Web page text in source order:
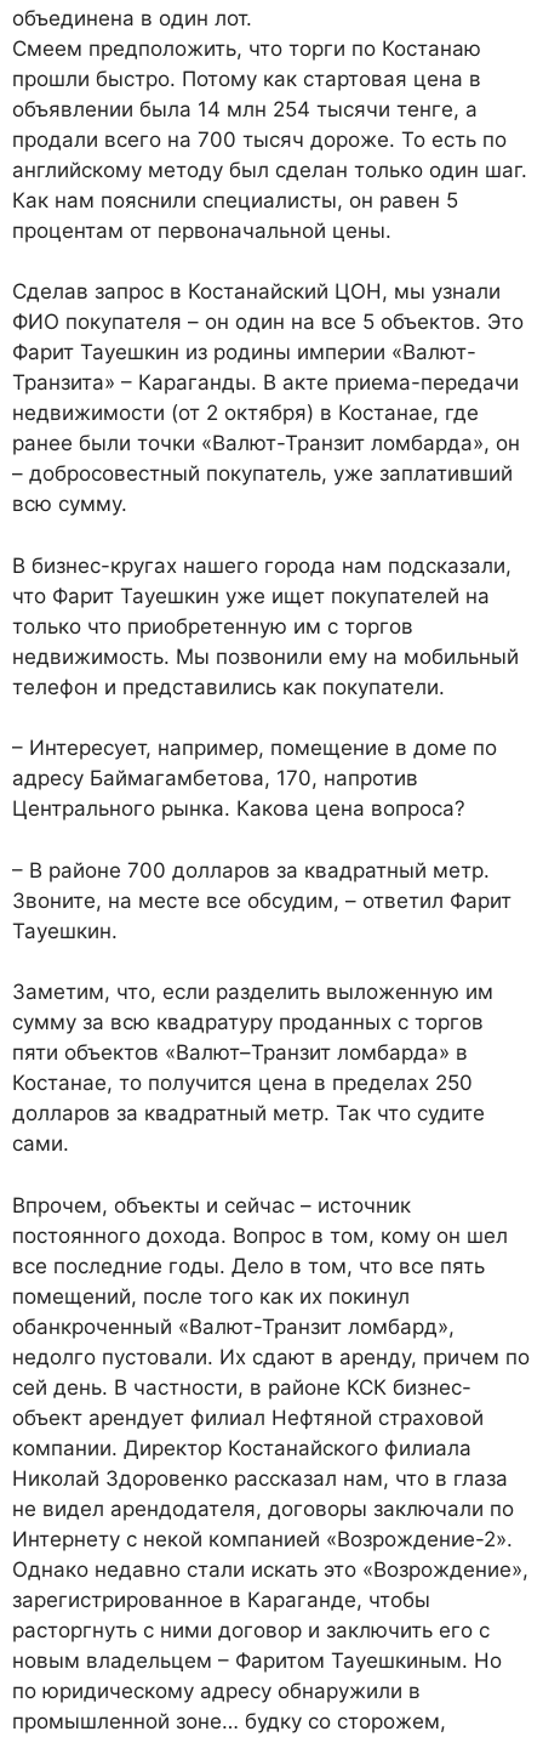
объединена в один лот.
Смеем предположить, что торги по Костанаю
прошли быстро. Потому как стартовая цена в
объявлении была 14 млн 254 тысячи тенге, а
продали всего на 700 тысяч дороже. То есть по
английскому методу был сделан только один шаг.
Как нам пояснили специалисты, он равен 5
процентам от первоначальной цены.
Сделав запрос в Костанайский ЦОН, мы узнали
ФИО покупателя – он один на все 5 объектов. Это
Фарит Тауешкин из родины империи «Валют-
Транзита» – Караганды. В акте приема-передачи
недвижимости (от 2 октября) в Костанае, где
ранее были точки «Валют-Транзит ломбарда», он
– добросовестный покупатель, уже заплативший
всю сумму.
В бизнес-кругах нашего города нам подсказали,
что Фарит Тауешкин уже ищет покупателей на
только что приобретенную им с торгов
недвижимость. Мы позвонили ему на мобильный
телефон и представились как покупатели.
– Интересует, например, помещение в доме по
адресу Баймагамбетова, 170, напротив
Центрального рынка. Какова цена вопроса?
– В районе 700 долларов за квадратный метр.
Звоните, на месте все обсудим, – ответил Фарит
Тауешкин.
Заметим, что, если разделить выложенную им
сумму за всю квадратуру проданных с торгов
пяти объектов «Валют–Транзит ломбарда» в
Костанае, то получится цена в пределах 250
долларов за квадратный метр. Так что судите
сами.
Впрочем, объекты и сейчас – источник
постоянного дохода. Вопрос в том, кому он шел
все последние годы. Дело в том, что все пять
помещений, после того как их покинул
обанкроченный «Валют-Транзит ломбард»,
недолго пустовали. Их сдают в аренду, причем по
сей день. В частности, в районе КСК бизнес-
объект арендует филиал Нефтяной страховой
компании. Директор Костанайского филиала
Николай Здоровенко рассказал нам, что в глаза
не видел арендодателя, договоры заключали по
Интернету с некой компанией «Возрождение-2».
Однако недавно стали искать это «Возрождение»,
зарегистрированное в Караганде, чтобы
расторгнуть с ними договор и заключить его с
новым владельцем – Фаритом Тауешкиным. Но
по юридическому адресу обнаружили в
промышленной зоне… будку со сторожем,